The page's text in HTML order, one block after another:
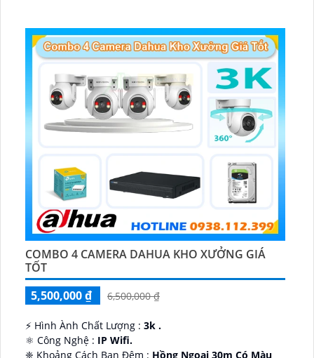
COMBO 4 CAMERA DAHUA KHO XƯỞNG GIÁ
TỐT
5,500,000 ₫
6,500,000 ₫
️⚡ Hình Ành Chất Lượng : 3k .
⚛️ Công Nghệ : IP Wifi.
❈ Khoảng Cách Ban Đêm : Hồng Ngoại 30m Có Màu